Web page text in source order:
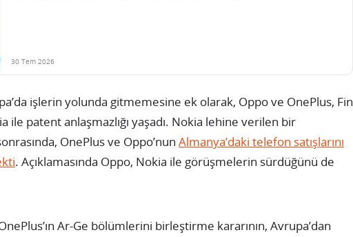
30 Tem 2026
işlerin yolunda gitmemesine ek olarak, Oppo ve OnePlus, Fin
ile patent anlaşmazlığı yaşadı. Nokia lehine verilen bir
OnePlus ve Oppo’nun Almanya’daki telefon satışlarını
. Açıklamasında Oppo, Nokia ile görüşmelerin sürdüğünü de
Ar-Ge bölümlerini birleştirme kararının, Avrupa’dan